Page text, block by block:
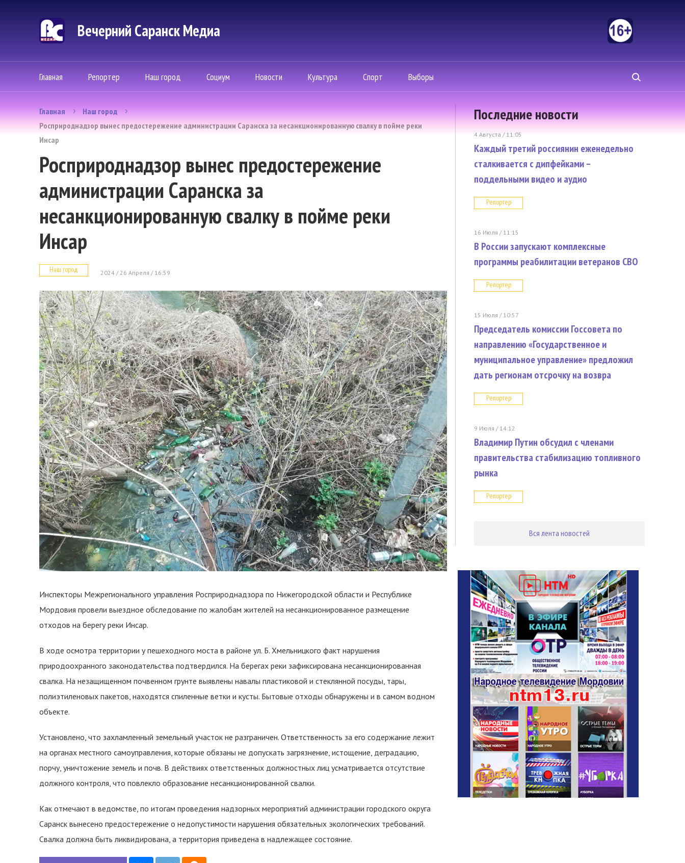
Вечерний Саранск Mедиа
Главная Репортер Наш город Социум Новости Культура Спорт Выборы
Главная
Наш город
Росприроднадзор вынес предостережение администрации Саранска за несанкционированную свалку в пойме реки
Инсар
Росприроднадзор вынес предостережение
администрации Саранска за
несанкционированную свалку в пойме реки
Инсар
Наш город 2024 / 26 Апреля / 16:59
Инспекторы Межрегионального управления Росприроднадзора по Нижегородской области и Республике
Мордовия провели выездное обследование по жалобам жителей на несанкционированное размещение
отходов на берегу реки Инсар.
В ходе осмотра территории у пешеходного моста в районе ул. Б. Хмельницкого факт нарушения
природоохранного законодательства подтвердился. На берегах реки зафиксирована несанкционированная
свалка. На незащищенном почвенном грунте выявлены навалы пластиковой и стеклянной посуды, тары,
полиэтиленовых пакетов, находятся спиленные ветки и кусты. Бытовые отходы обнаружены и в самом водном
объекте.
Установлено, что захламленный земельный участок не разграничен. Ответственность за его содержание лежит
на органах местного самоуправления, которые обязаны не допускать загрязнение, истощение, деградацию,
порчу, уничтожение земель и почв. В действиях ответственных должностных лиц усматривается отсутствие
должного контроля, что повлекло образование несанкционированной свалки.
Как отмечают в ведомстве, по итогам проведения надзорных мероприятий администрации городского округа
Саранск вынесено предостережение о недопустимости нарушения обязательных экологических требований.
Свалка должна быть ликвидирована, а территория приведена в надлежащее состояние.
Последние новости
4 Августа / 11:05
Каждый третий россиянин еженедельно
сталкивается с дипфейками –
поддельными видео и аудио
Репортер
16 Июля / 11:15
В России запускают комплексные
программы реабилитации ветеранов СВО
Репортер
15 Июля / 10:57
Председатель комиссии Госсовета по
направлению «Государственное и
муниципальное управление» предложил
дать регионам отсрочку на возвра
Репортер
9 Июля / 14:12
Владимир Путин обсудил с членами
правительства стабилизацию топливного
рынка
Репортер
Вся лента новостей